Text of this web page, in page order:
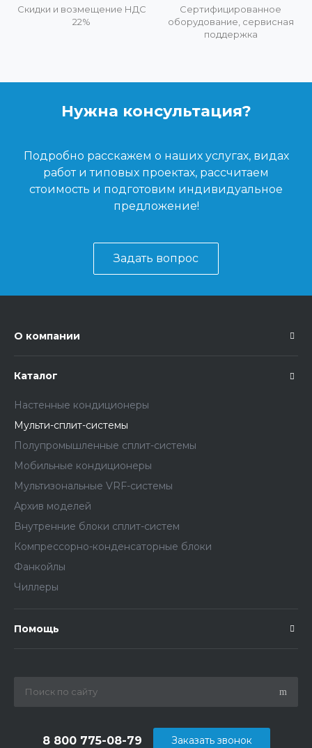
Скидки и возмещение НДС
22%
Сертифицированное
оборудование, сервисная
поддержка
Нужна консультация?
Подробно расскажем о наших услугах, видах
работ и типовых проектах, рассчитаем
стоимость и подготовим индивидуальное
предложение!
Задать вопрос
О компании
Каталог
Настенные кондиционеры
Мульти-сплит-системы
Полупромышленные сплит-системы
Мобильные кондиционеры
Мультизональные VRF-системы
Архив моделей
Внутренние блоки сплит-систем
Компрессорно-конденсаторные блоки
Фанкойлы
Чиллеры
Помощь
8 800 775-08-79 Заказать звонок